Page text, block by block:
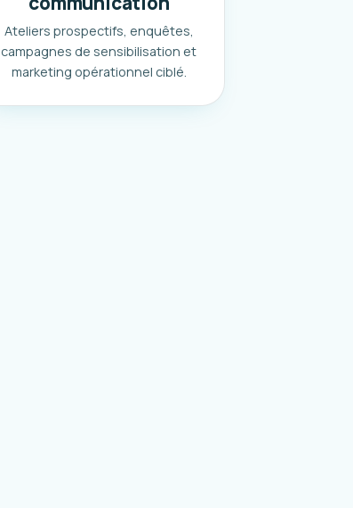
Ateliers prospectifs, enquêtes,
campagnes de sensibilisation et
marketing opérationnel ciblé.